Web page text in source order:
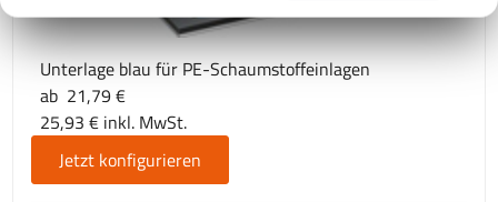
Unterlage blau für PE-Schaumstoffeinlagen
ab 21,79 €
25,93 € inkl. MwSt.
Jetzt konfigurieren